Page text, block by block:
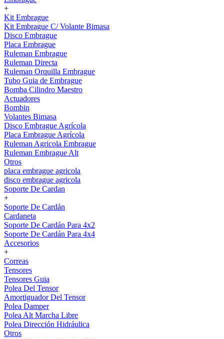
+
Kit Embrague
Kit Embrague C/ Volante Bimasa
Disco Embrague
Placa Embrague
Ruleman Embrague
Ruleman Directa
Ruleman Orquilla Embrague
Tubo Guia de Embrague
Bomba Cilindro Maestro
Actuadores
Bombin
Volantes Bimasa
Disco Embrague Agrícola
Placa Embrague Agrícola
Ruleman Agricola Embrague
Ruleman Embrague Alt
Otros
placa embrague agricola
disco embrague agricola
Soporte De Cardan
+
Soporte De Cardán
Cardaneta
Soporte De Cardán Para 4x2
Soporte De Cardán Para 4x4
Accesorios
+
Correas
Tensores
Tensores Guia
Polea Del Tensor
Amortiguador Del Tensor
Polea Damper
Polea Alt Marcha Libre
Polea Dirección Hidráulica
Otros